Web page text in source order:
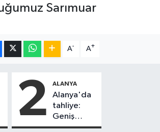
Sarımuar
A- A+
2 ALANYA
Alanya'da
tahliye:
Geniş
güvenlik